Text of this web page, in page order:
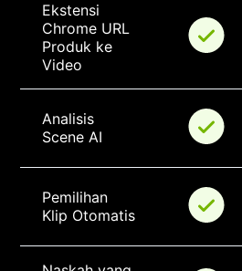
Ekstensi
Chrome URL
Produk ke
Video
Analisis
Scene AI
Pemilihan
Klip Otomatis